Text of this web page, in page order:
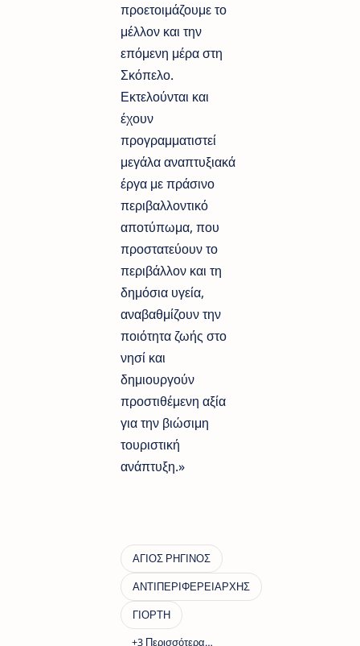
προετοιμάζουμε το
μέλλον και την
επόμενη μέρα στη
Σκόπελο.
Εκτελούνται και
έχουν
προγραμματιστεί
μεγάλα αναπτυξιακά
έργα με πράσινο
περιβαλλοντικό
αποτύπωμα, που
προστατεύουν το
περιβάλλον και τη
δημόσια υγεία,
αναβαθμίζουν την
ποιότητα ζωής στο
νησί και
δημιουργούν
προστιθέμενη αξία
για την βιώσιμη
τουριστική
ανάπτυξη.»